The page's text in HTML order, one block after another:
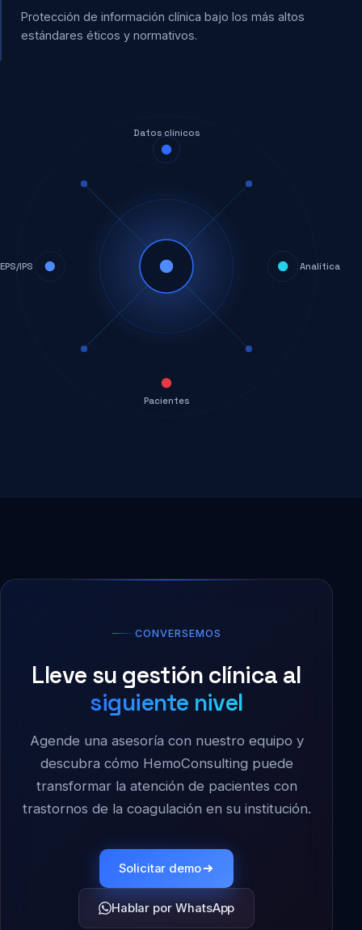
Protección de información clínica bajo los más altos
estándares éticos y normativos.
Datos clínicos
Analítica
Pacientes
EPS/IPS
CONVERSEMOS
Lleve su gestión clínica al
siguiente nivel
Agende una asesoría con nuestro equipo y
descubra cómo HemoConsulting puede
transformar la atención de pacientes con
trastornos de la coagulación en su institución.
Solicitar demo
Hablar por WhatsApp